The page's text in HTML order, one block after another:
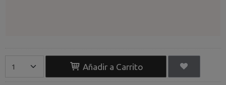
Añadir a Carrito